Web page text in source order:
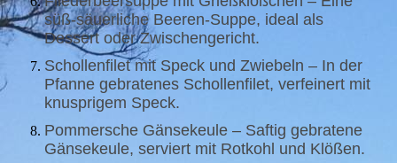
süß-säuerliche Beeren-Suppe, ideal als
Dessert oder Zwischengericht.
Schollenfilet mit Speck und Zwiebeln – In der
Pfanne gebratenes Schollenfilet, verfeinert mit
knusprigem Speck.
Pommersche Gänsekeule – Saftig gebratene
Gänsekeule, serviert mit Rotkohl und Klößen.